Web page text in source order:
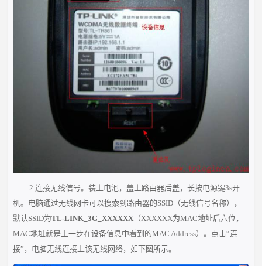
2.连接无线信号。装上电池，盖上路由器后盖，长按电源键3s开
机。电脑通过无线网卡可以搜索到路由器的SSID（无线信号名称），
默认SSID为TL-LINK_3G_XXXXXX （XXXXXX为MAC地址后六位，
MAC地址就是上一步在设备信息中看到的MAC Address）。点击“连
接”，电脑无线连接上该无线网络，如下图所示。